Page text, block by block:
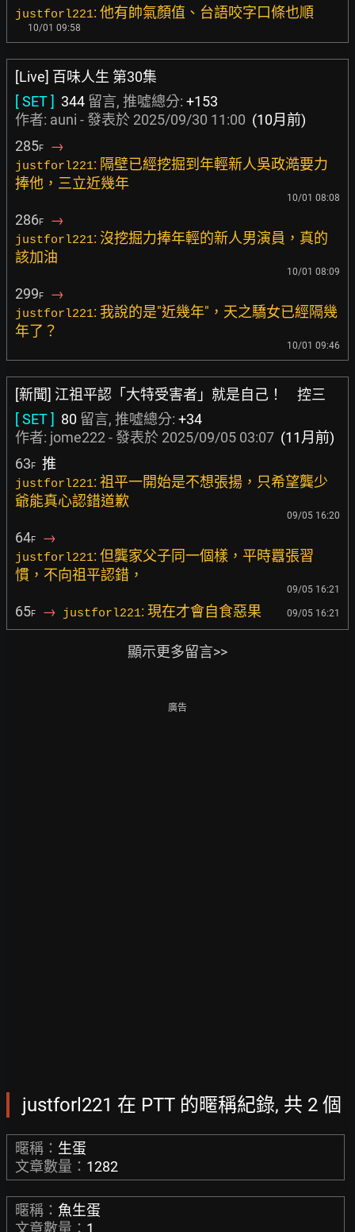
justforl221: 他有帥氣顏值、台語咬字口條也順
10/01 09:58
[Live] 百味人生 第30集
[ SET ] 344 留言, 推噓總分: +153
作者: auni - 發表於 2025/09/30 11:00 (10月前)
285F →
justforl221: 隔壁已經挖掘到年輕新人吳政澔要力
捧他，三立近幾年
10/01 08:08
286F →
justforl221: 沒挖掘力捧年輕的新人男演員，真的
該加油
10/01 08:09
299F →
justforl221: 我說的是"近幾年"，天之驕女已經隔幾
年了？
10/01 09:46
[新聞] 江祖平認「大特受害者」就是自己！ 控三
[ SET ] 80 留言, 推噓總分: +34
作者: jome222 - 發表於 2025/09/05 03:07 (11月前)
63F 推
justforl221: 祖平一開始是不想張揚，只希望龔少
爺能真心認錯道歉
09/05 16:20
64F →
justforl221: 但龔家父子同一個樣，平時囂張習
慣，不向祖平認錯，
09/05 16:21
65F → justforl221: 現在才會自食惡果 09/05 16:21
顯示更多留言>>
廣告
justforl221 在 PTT 的暱稱紀錄, 共 2 個
暱稱： 生蛋
文章數量： 1282
暱稱： 魚生蛋
文章數量： 1